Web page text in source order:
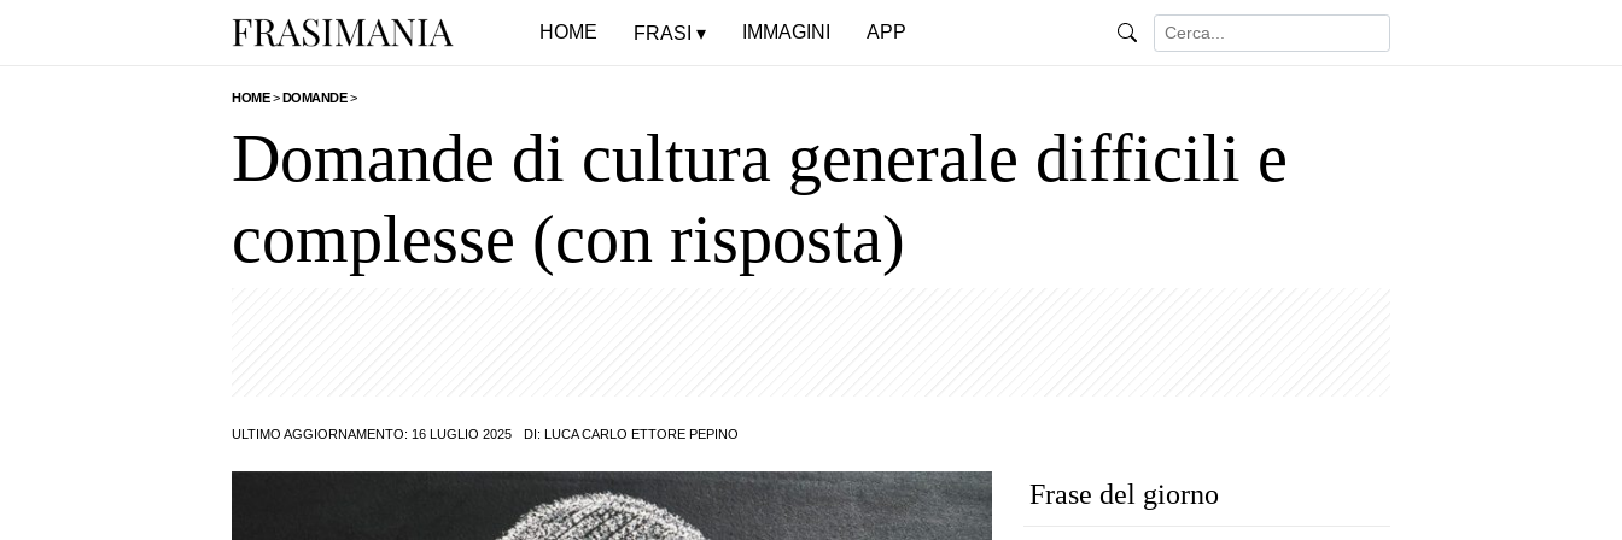
HOME FRASI IMMAGINI APP
HOME>DOMANDE>
Domande di cultura generale difficili e
complesse (con risposta)
ULTIMO AGGIORNAMENTO: 16 LUGLIO 2025 DI: LUCA CARLO ETTORE PEPINO
Frase del giorno